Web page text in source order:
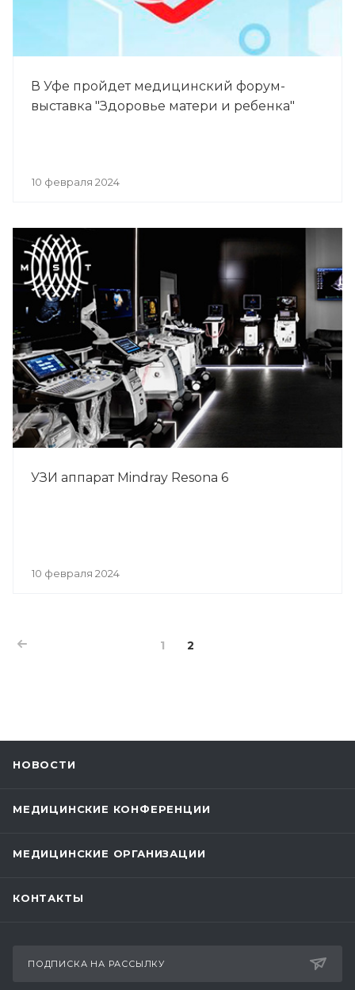
В Уфе пройдет медицинский форум-
выставка "Здоровье матери и ребенка"
10 февраля 2024
УЗИ аппарат Mindray Resona 6
10 февраля 2024
1 2
НОВОСТИ
МЕДИЦИНСКИЕ КОНФЕРЕНЦИИ
МЕДИЦИНСКИЕ ОРГАНИЗАЦИИ
КОНТАКТЫ
ПОДПИСКА НА РАССЫЛКУ